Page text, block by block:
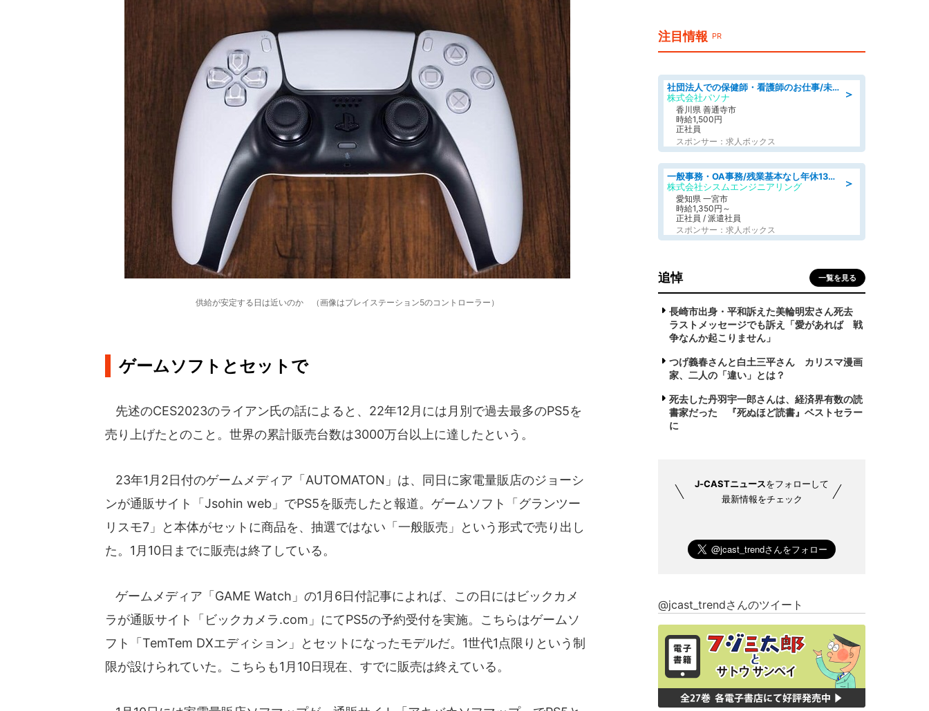
供給が安定する日は近いのか （画像はプレイステーション5のコントローラー）
ゲームソフトとセットで
先述のCES2023のライアン氏の話によると、22年12月には月別で過去最多のPS5を
売り上げたとのこと。世界の累計販売台数は3000万台以上に達したという。
23年1月2日付のゲームメディア「AUTOMATON」は、同日に家電量販店のジョーシ
ンが通販サイト「Jsohin web」でPS5を販売したと報道。ゲームソフト「グランツー
リスモ7」と本体がセットに商品を、抽選ではない「一般販売」という形式で売り出し
た。1月10日までに販売は終了している。
ゲームメディア「GAME Watch」の1月6日付記事によれば、この日にはビックカメ
ラが通販サイト「ビックカメラ.com」にてPS5の予約受付を実施。こちらはゲームソ
フト「TemTem DXエディション」とセットになったモデルだ。1世代1点限りという制
限が設けられていた。こちらも1月10日現在、すでに販売は終えている。
注目情報 PR
＞
社団法人での保健師・看護師のお仕事/未経験OK/要資格:普通免許、保健師、正看護師
株式会社パソナ
香川県 善通寺市
時給1,500円
正社員
スポンサー：求人ボックス
＞
一般事務・OA事務/残業基本なし年休130日社保完備の一般・調達事務
株式会社シスムエンジニアリング
愛知県 一宮市
時給1,350円～
正社員 / 派遣社員
スポンサー：求人ボックス
追悼 一覧を見る
長崎市出身・平和訴えた美輪明宏さん死去
ラストメッセージでも訴え「愛があれば 戦
争なんか起こりません」
つげ義春さんと白土三平さん カリスマ漫画
家、二人の「違い」とは？
死去した丹羽宇一郎さんは、経済界有数の読
書家だった 『死ぬほど読書』ベストセラー
に
J-CASTニュースをフォローして
最新情報をチェック
@jcast_trendさんのツイート